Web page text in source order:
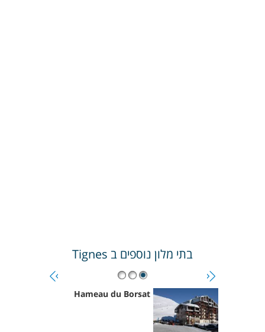
בתי מלון נוספים ב Tignes
Hameau du Borsat